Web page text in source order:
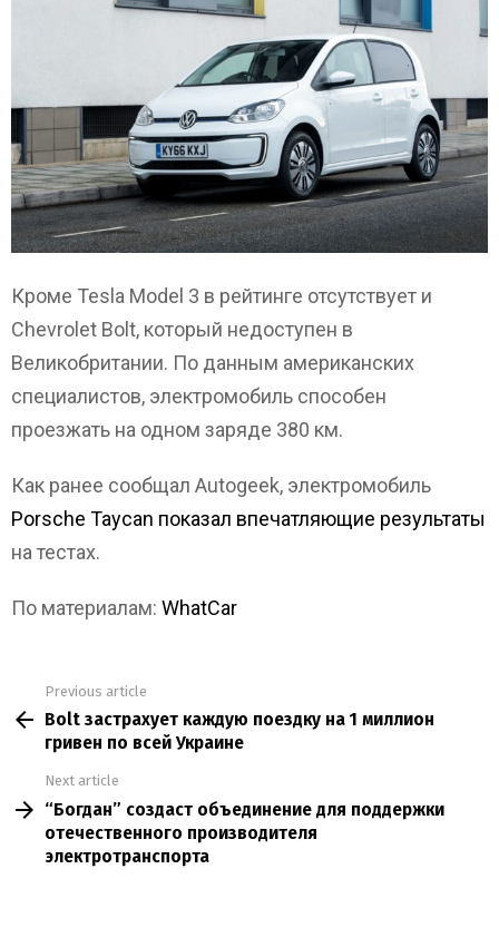
Кроме Tesla Model 3 в рейтинге отсутствует и
Chevrolet Bolt, который недоступен в
Великобритании. По данным американских
специалистов, электромобиль способен
проезжать на одном заряде 380 км.
Как ранее сообщал Autogeek, электромобиль
Porsche Taycan показал впечатляющие результаты
на тестах.
По материалам: WhatCar
more
Previous article
Bolt застрахует каждую поездку на 1 миллион
гривен по всей Украине
Next article
“Богдан” создаст объединение для поддержки
отечественного производителя
электротранспорта